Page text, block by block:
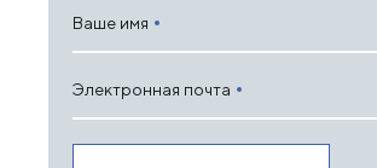
Ваше имя
Электронная почта